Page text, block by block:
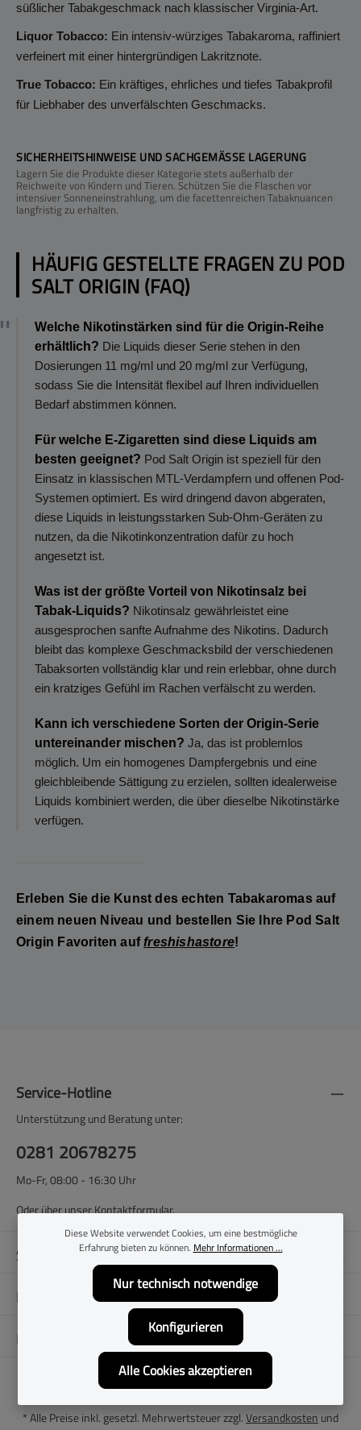
süßlicher Tabakgeschmack nach klassischer Virginia-Art.
Liquor Tobacco: Ein intensiv-würziges Tabakaroma, raffiniert
verfeinert mit einer hintergründigen Lakritznote.
True Tobacco: Ein kräftiges, ehrliches und tiefes Tabakprofil
für Liebhaber des unverfälschten Geschmacks.
SICHERHEITSHINWEISE UND SACHGEMÄSSE LAGERUNG
Lagern Sie die Produkte dieser Kategorie stets außerhalb der
Reichweite von Kindern und Tieren. Schützen Sie die Flaschen vor
intensiver Sonneneinstrahlung, um die facettenreichen Tabaknuancen
langfristig zu erhalten.
HÄUFIG GESTELLTE FRAGEN ZU POD
SALT ORIGIN (FAQ)
Welche Nikotinstärken sind für die Origin-Reihe
erhältlich? Die Liquids dieser Serie stehen in den
Dosierungen 11 mg/ml und 20 mg/ml zur Verfügung,
sodass Sie die Intensität flexibel auf Ihren individuellen
Bedarf abstimmen können.
Für welche E-Zigaretten sind diese Liquids am
besten geeignet? Pod Salt Origin ist speziell für den
Einsatz in klassischen MTL-Verdampfern und offenen Pod-
Systemen optimiert. Es wird dringend davon abgeraten,
diese Liquids in leistungsstarken Sub-Ohm-Geräten zu
nutzen, da die Nikotinkonzentration dafür zu hoch
angesetzt ist.
Was ist der größte Vorteil von Nikotinsalz bei
Tabak-Liquids? Nikotinsalz gewährleistet eine
ausgesprochen sanfte Aufnahme des Nikotins. Dadurch
bleibt das komplexe Geschmacksbild der verschiedenen
Tabaksorten vollständig klar und rein erlebbar, ohne durch
ein kratziges Gefühl im Rachen verfälscht zu werden.
Kann ich verschiedene Sorten der Origin-Serie
untereinander mischen? Ja, das ist problemlos
möglich. Um ein homogenes Dampfergebnis und eine
gleichbleibende Sättigung zu erzielen, sollten idealerweise
Liquids kombiniert werden, die über dieselbe Nikotinstärke
verfügen.
Erleben Sie die Kunst des echten Tabakaromas auf
einem neuen Niveau und bestellen Sie Ihre Pod Salt
Origin Favoriten auf freshishastore!
Service-Hotline
Unterstützung und Beratung unter:
0281 20678275
Mo-Fr, 08:00 - 16:30 Uhr
Oder über unserKontaktformular.
Shop-Service
Filialen
Folge uns
* Alle Preise inkl. gesetzl. Mehrwertsteuer zzgl.Versandkosten und
Diese Website verwendet Cookies, um eine bestmögliche
Erfahrung bieten zu können. Mehr Informationen ...
Nur technisch notwendige
Konfigurieren
Alle Cookies akzeptieren